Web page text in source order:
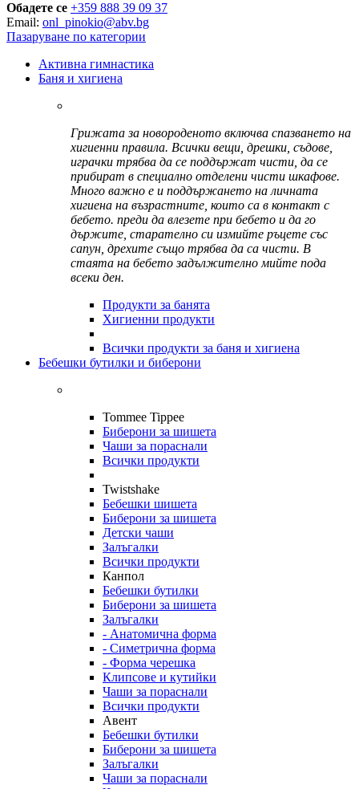
Обадете се +359 888 39 09 37
Email: onl_pinokio@abv.bg
Пазаруване по категории
Активна гимнастика
Баня и хигиена
Грижата за новороденото включва спазването на
хигиенни правила. Всички вещи, дрешки, съдове,
играчки трябва да се поддържат чисти, да се
прибират в специално отделени чисти шкафове.
Много важно е и поддържането на личната
хигиена на възрастните, които са в контакт с
бебето. преди да влезете при бебето и да го
държите, старателно си измийте ръцете със
сапун, дрехите също трябва да са чисти. В
стаята на бебето задължително мийте пода
всеки ден.
Продукти за банята
Хигиенни продукти
Всички продукти за баня и хигиена
Бебешки бутилки и биберони
Tommee Tippee
Биберони за шишета
Чаши за пораснали
Всички продукти
Twistshake
Бебешки шишета
Биберони за шишета
Детски чаши
Залъгалки
Всички продукти
Канпол
Бебешки бутилки
Биберони за шишета
Залъгалки
- Анатомична форма
- Симетрична форма
- Форма черешка
Клипсове и кутийки
Чаши за пораснали
Всички продукти
Авент
Бебешки бутилки
Биберони за шишета
Залъгалки
Чаши за пораснали